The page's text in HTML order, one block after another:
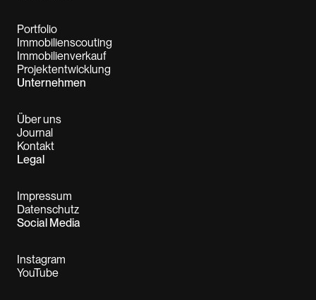
Portfolio
Immobilienscouting
Immobilienverkauf
Projektentwicklung
Unternehmen
Über uns
Journal
Kontakt
Legal
Impressum
Datenschutz
Social Media
Instagram
YouTube